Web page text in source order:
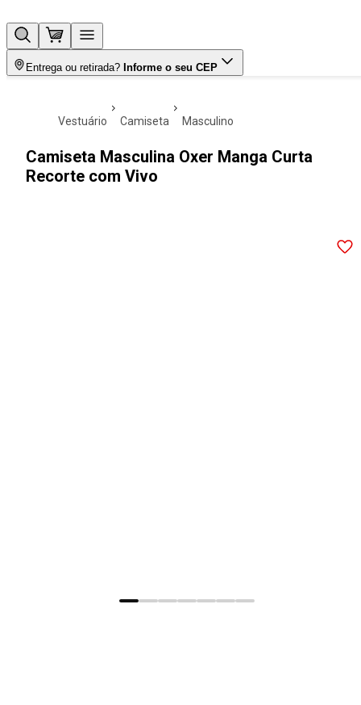
Entrega ou retirada? Informe o seu CEP
vestuário camiseta masculino
Camiseta Masculina Oxer Manga Curta
Recorte com Vivo